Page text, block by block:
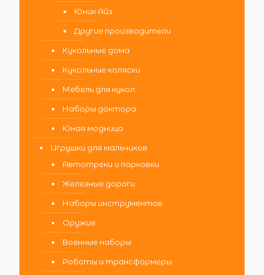
Юник Айз
Другие производители
Кукольные дома
Кукольные коляски
Мебель для кукол
Наборы доктора
Юная модница
Игрушки для мальчиков
Автотреки и парковки
Железные дороги
Наборы инструментов
Оружие
Военные наборы
Роботы и трансформеры